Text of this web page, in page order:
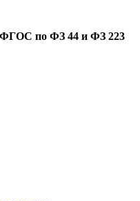
ФГОC по ФЗ 44 и ФЗ 223